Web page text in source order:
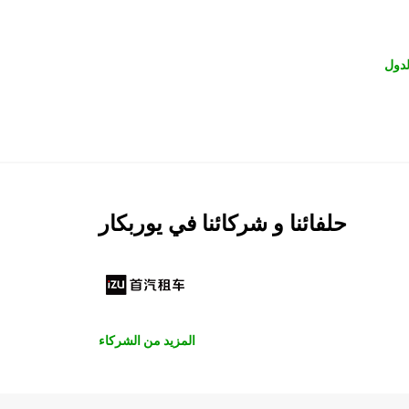
حلفائنا و شركائنا في يوربكار
المزيد من الشركاء